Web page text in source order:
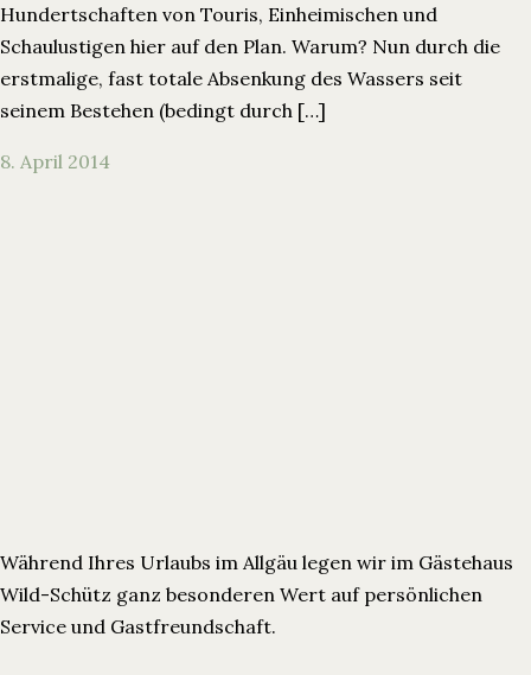
Hundertschaften von Touris, Einheimischen und
Schaulustigen hier auf den Plan. Warum? Nun durch die
erstmalige, fast totale Absenkung des Wassers seit
seinem Bestehen (bedingt durch […]
8. April 2014
Während Ihres Urlaubs im Allgäu legen wir im Gästehaus
Wild-Schütz ganz besonderen Wert auf persönlichen
Service und Gastfreundschaft.